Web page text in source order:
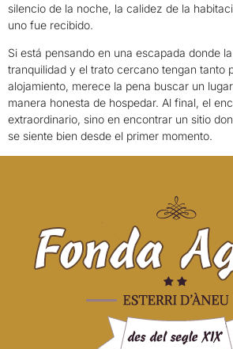
silencio de la noche, la calidez de la
uno fue recibido.
Si está pensando en una escapada donde
tranquilidad y el trato cercano tengan tanto
alojamiento, merece la pena buscar un
manera honesta de hospedar. Al final, el
extraordinario, sino en encontrar un sitio
se siente bien desde el primer momento.